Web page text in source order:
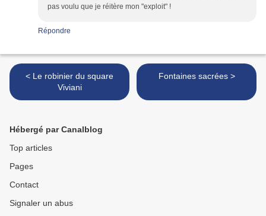
pas voulu que je réitère mon "exploit" !
Répondre
< Le robinier du square
Viviani
Fontaines sacrées >
Hébergé par Canalblog
Top articles
Pages
Contact
Signaler un abus